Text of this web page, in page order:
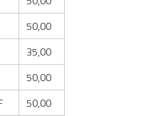
50,00
35,00
50,00
50,00